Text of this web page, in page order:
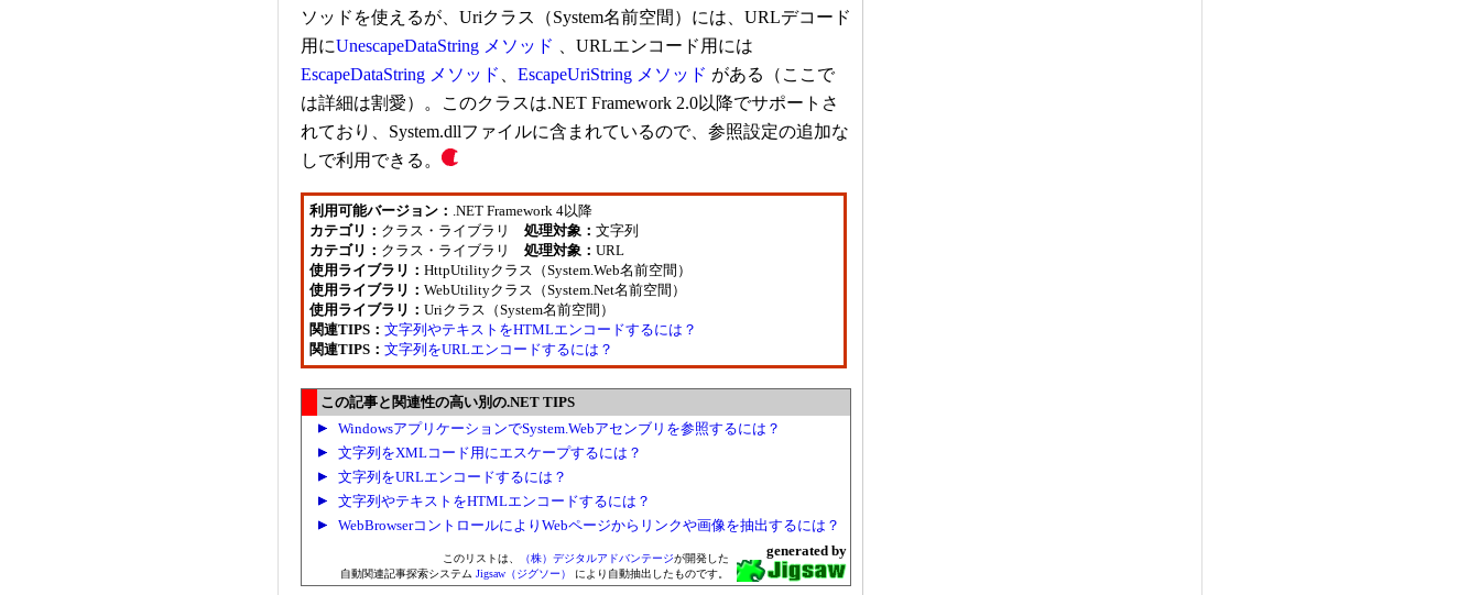
ソッドを使えるが、Uriクラス（System名前空間）には、URLデコード
用にUnescapeDataString メソッド
、URLエンコード用には
EscapeDataString メソッド
EscapeUriString メソッド がある（ここで
は詳細は割愛）。このクラスは.NET Framework 2.0以降でサポートさ
れており、System.dllファイルに含まれているので、参照設定の追加な
しで利用できる。
利用可能バージョン： .NET Framework 4以降
カテゴリ： クラス・ライブラリ 処理対象： 文字列
カテゴリ： クラス・ライブラリ 処理対象： URL
使用ライブラリ： HttpUtilityクラス（System.Web名前空間）
使用ライブラリ： WebUtilityクラス（System.Net名前空間）
使用ライブラリ： Uriクラス（System名前空間）
関連TIPS： 文字列やテキストをHTMLエンコードするには？
関連TIPS： 文字列をURLエンコードするには？
この記事と関連性の高い別の.NET TIPS
WindowsアプリケーションでSystem.Webアセンブリを参照するには？
文字列をXMLコード用にエスケープするには？
文字列をURLエンコードするには？
文字列やテキストをHTMLエンコードするには？
WebBrowserコントロールによりWebページからリンクや画像を抽出するには？
このリストは、 （株）デジタルアドバンテージが開発した
自動関連記事探索システム Jigsaw（ジグソー） により自動抽出したものです。
generated by